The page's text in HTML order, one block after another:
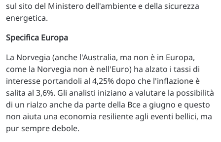
sul sito del Ministero dell'ambiente e della sicurezza
energetica.
Specifica Europa
La Norvegia (anche l'Australia, ma non è in Europa,
come la Norvegia non è nell'Euro) ha alzato i tassi di
interesse portandoli al 4,25% dopo che l'inflazione è
salita al 3,6%. Gli analisti iniziano a valutare la possibilità
di un rialzo anche da parte della Bce a giugno e questo
non aiuta una economia resiliente agli eventi bellici, ma
pur sempre debole.